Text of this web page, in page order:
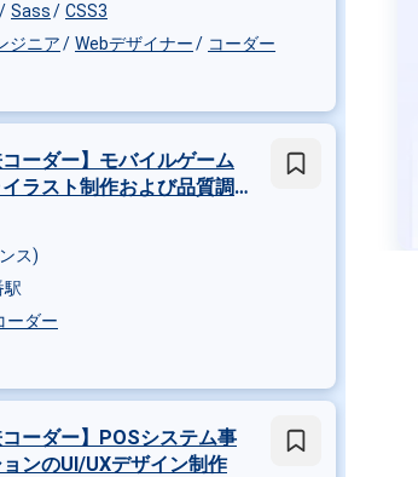
Sass
CSS3
ジニア
Webデザイナー コーダー
コーダー】モバイルゲーム
ラスト制作および品質調
ス)
駅
ーダー
コーダー】POSシステム事
ンのUI/UXデザイン制作